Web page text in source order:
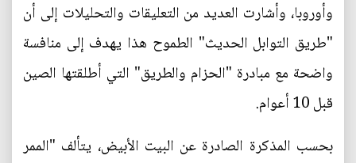
وأوروبا، وأشارت العديد من التعليقات والتحليلات إلى أن
"طريق التوابل الحديث" الطموح هذا يهدف إلى منافسة
واضحة مع مبادرة "الحزام والطريق" التي أطلقتها الصين
قبل 10 أعوام.
بحسب المذكرة الصادرة عن البيت الأبيض، يتألف "الممر